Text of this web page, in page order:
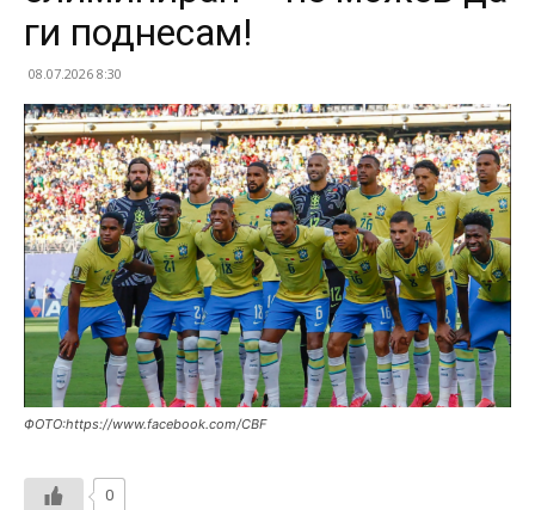
ги поднесам!
08.07.2026 8:30
ФОТО:https://www.facebook.com/CBF
0